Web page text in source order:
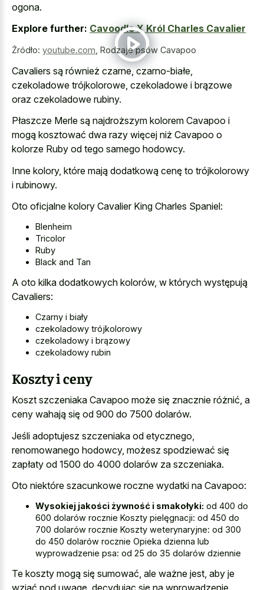
ogona.
Explore further: Cavoodle X Król Charles Cavalier
Źródło: youtube.com Rodzaje psów Cavapoo
Cavaliers są również czarne, czarno-białe,
czekoladowe trójkolorowe, czekoladowe i brązowe
oraz czekoladowe rubiny.
Płaszcze Merle są najdroższym kolorem Cavapoo i
mogą kosztować dwa razy więcej niż Cavapoo o
kolorze Ruby od tego samego hodowcy.
Inne kolory, które mają dodatkową cenę to trójkolorowy
i rubinowy.
Oto oficjalne kolory Cavalier King Charles Spaniel:
Blenheim
Tricolor
Ruby
Black and Tan
A oto kilka dodatkowych kolorów, w których występują
Cavaliers:
Czarny i biały
czekoladowy trójkolorowy
czekoladowy i brązowy
czekoladowy rubin
Koszty i ceny
Koszt szczeniaka Cavapoo może się znacznie różnić, a
ceny wahają się od 900 do 7500 dolarów.
Jeśli adoptujesz szczeniaka od etycznego,
renomowanego hodowcy, możesz spodziewać się
zapłaty od 1500 do 4000 dolarów za szczeniaka.
Oto niektóre szacunkowe roczne wydatki na Cavapoo:
Wysokiej jakości żywność i smakołyki: od 400 do
600 dolarów rocznie Koszty pielęgnacji: od 450 do
700 dolarów rocznie Koszty weterynaryjne: od 300
do 450 dolarów rocznie Opieka dzienna lub
wyprowadzenie psa: od 25 do 35 dolarów dziennie
Te koszty mogą się sumować, ale ważne jest, aby je